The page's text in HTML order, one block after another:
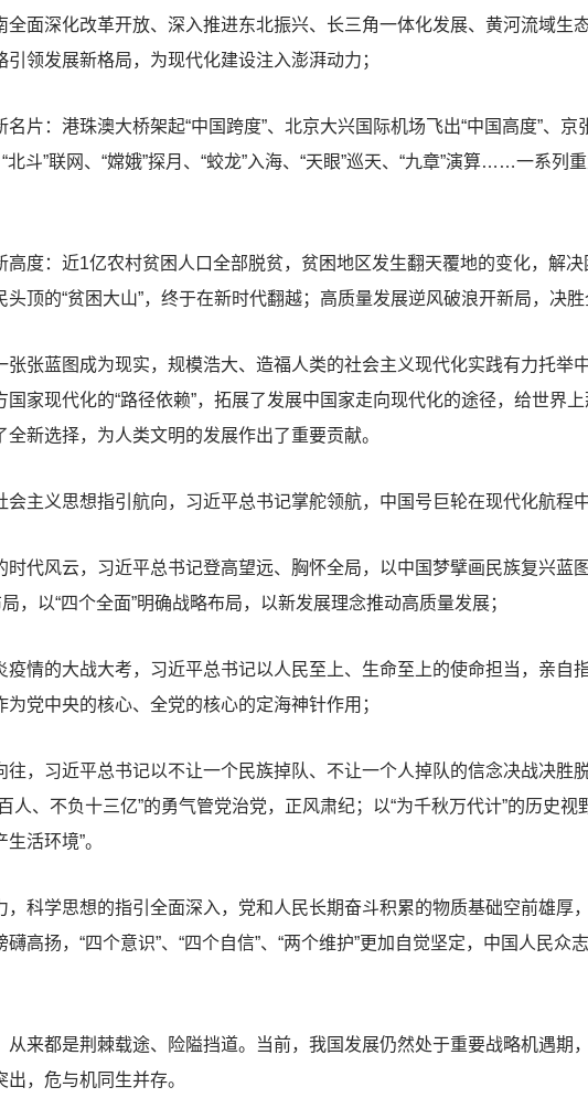
全面深化改革开放、深入推进东北振兴、长三角一体化发展、黄河流域生
领发展新格局，为现代化建设注入澎湃动力；
：港珠澳大桥架起“中国跨度”、北京大兴国际机场飞出“中国高度”、京
北斗”联网、“嫦娥”探月、“蛟龙”入海、“天眼”巡天、“九章”演算……一系列
：近1亿农村贫困人口全部脱贫，贫困地区发生翻天覆地的变化，解决
顶的“贫困大山”，终于在新时代翻越；高质量发展逆风破浪开新局，决
蓝图成为现实，规模浩大、造福人类的社会主义现代化实践有力托举
家现代化的“路径依赖”，拓展了发展中国家走向现代化的途径，给世界
新选择，为人类文明的发展作出了重要贡献。
主义思想指引航向，习近平总书记掌舵领航，中国号巨轮在现代化航
风云，习近平总书记登高望远、胸怀全局，以中国梦擘画民族复兴蓝图
，以“四个全面”明确战略布局，以新发展理念推动高质量发展；
的大战大考，习近平总书记以人民至上、生命至上的使命担当，亲自
党中央的核心、全党的核心的定海神针作用；
习近平总书记以不让一个民族掉队、不让一个人掉队的信念决战决胜
人、不负十三亿”的勇气管党治党，正风肃纪；以“为千秋万代计”的历史
活环境”。
学思想的指引全面深入，党和人民长期奋斗积累的物质基础空前雄厚
高扬，“四个意识”、“四个自信”、“两个维护”更加自觉坚定，中国人民众
都是荆棘载途、险隘挡道。当前，我国发展仍然处于重要战略机遇期，
，危与机同生并存。